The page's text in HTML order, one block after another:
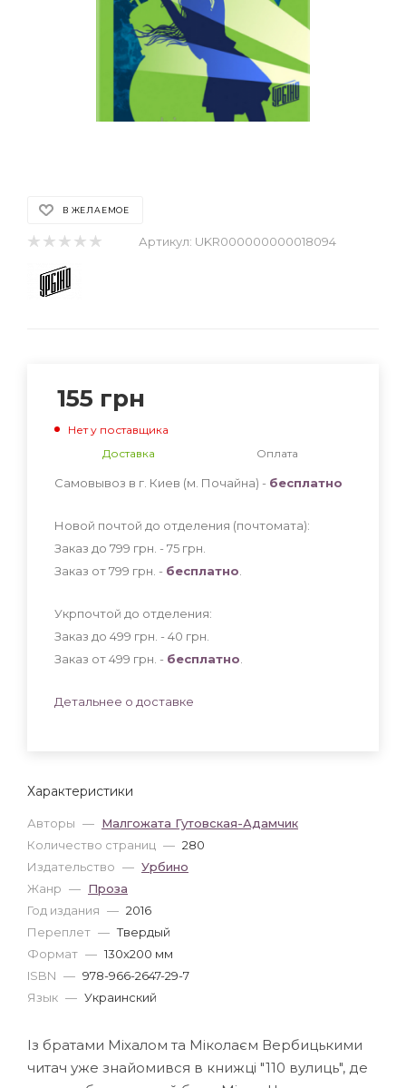
В ЖЕЛАЕМОЕ
Артикул: UKR000000000018094
Характеристики
Авторы — Малгожата Гутовская-Адамчик
Количество страниц — 280
Издательство — Урбино
Жанр — Проза
Год издания — 2016
Переплет — Твердый
Формат — 130x200 мм
ISBN — 978-966-2647-29-7
Язык — Украинский
155 грн
Нет у поставщика
Доставка
Оплата
Самовывоз в г. Киев (м. Почайна) - бесплатно
Новой почтой до отделения (почтомата):
Заказ до 799 грн. - 75 грн
Заказ от 799 грн. - бесплатно
Укрпочтой до отделения:
Заказ до 499 грн. - 40 грн
Заказ от 499 грн. - бесплатно
Детальнее о доставке
Із братами Міхалом та Міколаєм Вербицькими
читач уже знайомився в книжці "110 вулиць", де